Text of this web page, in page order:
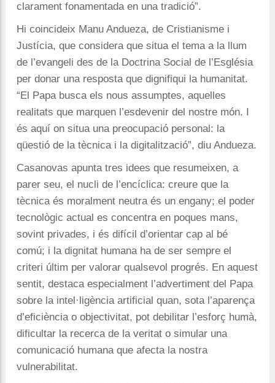
clarament fonamentada en una tradició”.
Hi coincideix Manu Andueza, de Cristianisme i
Justícia, que considera que situa el tema a la llum
de l’evangeli des de la Doctrina Social de l’Església
per donar una resposta que dignifiqui la humanitat.
“El Papa busca els nous assumptes, aquelles
realitats que marquen l’esdevenir del nostre món. I
és aquí on situa una preocupació personal: la
qüestió de la tècnica i la digitalització”, diu Andueza.
Casanovas apunta tres idees que resumeixen, a
parer seu, el nucli de l’encíclica: creure que la
tècnica és moralment neutra és un engany; el poder
tecnològic actual es concentra en poques mans,
sovint privades, i és difícil d’orientar cap al bé
comú; i la dignitat humana ha de ser sempre el
criteri últim per valorar qualsevol progrés. En aquest
sentit, destaca especialment l’advertiment del Papa
sobre la intel·ligència artificial quan, sota l’aparença
d’eficiència o objectivitat, pot debilitar l’esforç humà,
dificultar la recerca de la veritat o simular una
comunicació humana que afecta la nostra
vulnerabilitat.